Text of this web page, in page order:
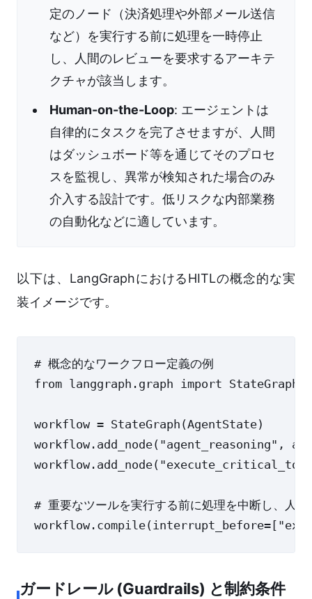
定のノード（決済処理や外部メール送信
など）を実行する前に処理を一時停止
し、人間のレビューを要求するアーキテ
クチャが該当します。
Human-on-the-Loop: エージェントは
自律的にタスクを完了させますが、人間
はダッシュボード等を通じてそのプロセ
スを監視し、異常が検知された場合のみ
介入する設計です。低リスクな内部業務
の自動化などに適しています。
以下は、LangGraphにおけるHITLの概念的な実
装イメージです。
# 概念的なワークフロー定義の例
from langgraph.graph import StateGraph
workflow = StateGraph(AgentState)
workflow.add_node("agent_reasoning",
# 重要なツールを実行する前に処理を中断し、人間
ガードレール (Guardrails) と制約条件